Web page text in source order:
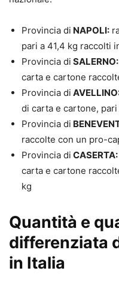
Provincia di NAPOLI:
pari a 41,4 kg raccolti
Provincia di SALERNO:
carta e cartone
Provincia di
di carta e cartone,
Provincia di
raccolte con un pro-
Provincia di CASERTA:
carta e cartone
kg
Quantità e
differenziata
in Italia